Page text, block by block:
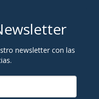
newsletter con las